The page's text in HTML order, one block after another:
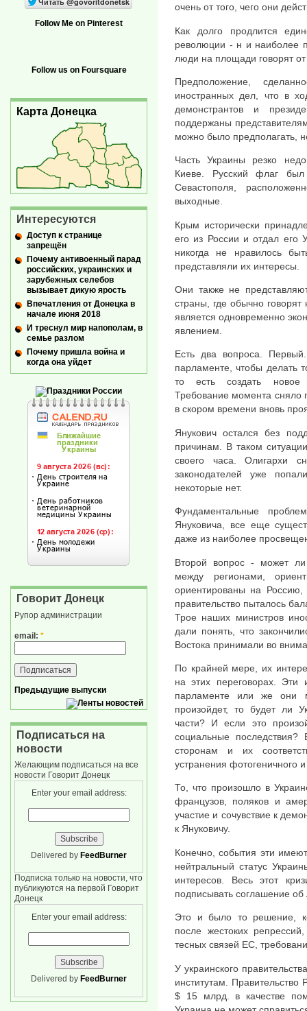
очень от того, чего они
Как долго продлится
революции - н и наиболее
люди на площади говорят
Предположение,
иностранных дел, что в
демонстрантов и
поддержаны
можно было предполагать,
Часть Украины резко
Киеве. Русский флаг
Севастополя,
выходные.
Крым исторически
его из России и отдал его
никогда не нравилось
представляли их интересы.
Они также не
страны, где обычно говорят
является одновременно
явлением.
Есть два вопроса.
парламенте, чтобы делать
то есть создать
Требование момента сняло
в скором времени вновь
Янукович остался без
причинам. В таком
своего часа. Олигархи
законодателей уже
некоторые нет.
Фундаментальные
Януковича, все еще
даже из наиболее
Второй вопрос - может ли
между регионами,
ориентированы на
правительство пыталось
Трое наших министров
дали понять, что
Востока принимали во
По крайней мере, их
на этих переговорах. Эти
парламенте или же они
произойдет, то будет ли
части? И если это
социальные последствия?
сторонам и их
устранения фотогеничного
То, что произошло в
французов, поляков и
участие и сочувствие к
к Януковичу.
Конечно, события эти
нейтральный статус
интересов. Весь этот
подписывать соглашение
Это и было то решение,
после жестоких
тесных связей ЕС,
У украинского
институтам. Правительство
$ 15 млрд. в качестве
Follow Me on Pinterest
Follow us on Foursquare
Карта Донецка
Интересуются
Доступ к странице
запрещён
Почему антивоенный парад
российских, украинских и
зарубежных селебов
вызывает дикую ярость
Впечатления от Донецка в
начале июня 2018
И треснул мир напополам, в
семье разлом
Почему пришла война и
когда она уйдет
Говорит Донецк
Рупор администрации
email: *
Предыдущие выпуски
Подписаться на
новости
Желающим подписаться на все
новости Говорит Донецк
Enter your email address:
Delivered by FeedBurner
Подписка только на новости, что
публикуются на первой Говорит
Донецк
Enter your email address:
Delivered by FeedBurner